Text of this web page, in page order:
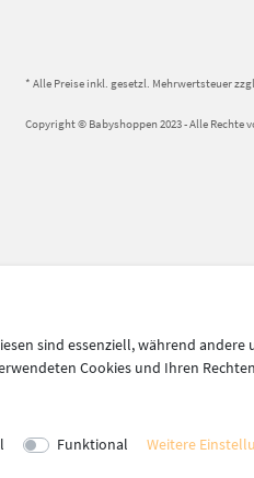
* Alle Preise inkl. gesetzl. Mehrwertsteuer
Copyright © Babyshoppen 2023 - Alle Rechte
sind essenziell, während
Cookies und Ihren
Funktional Weitere